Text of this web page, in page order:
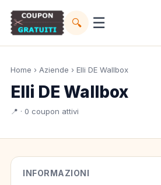
🔍 ☰
Home › Aziende › Elli DE Wallbox
Elli DE Wallbox
📍 · 0 coupon attivi
INFORMAZIONI